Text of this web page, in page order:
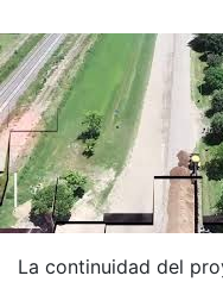
La continuidad del